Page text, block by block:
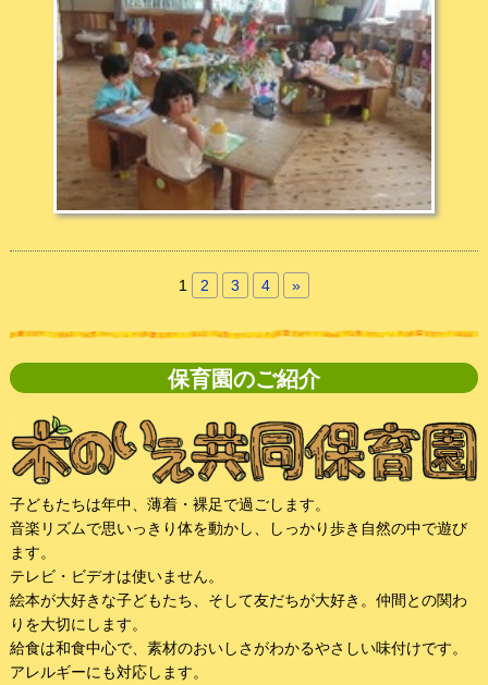
1 2 3 4 »
保育園のご紹介
子どもたちは年中、薄着・裸足で過ごします。
音楽リズムで思いっきり体を動かし、しっかり歩き自然の中で遊び
ます。
テレビ・ビデオは使いません。
絵本が大好きな子どもたち、そして友だちが大好き。仲間との関わ
りを大切にします。
給食は和食中心で、素材のおいしさがわかるやさしい味付けです。
アレルギーにも対応します。